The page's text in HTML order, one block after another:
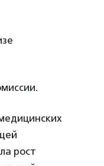
рост